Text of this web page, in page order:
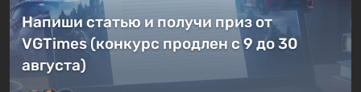
Напиши статью и получи приз от
VGTimes (конкурс продлен с 9 до 30
августа)